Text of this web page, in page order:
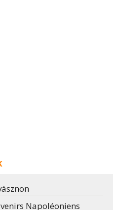
Napoléoniens